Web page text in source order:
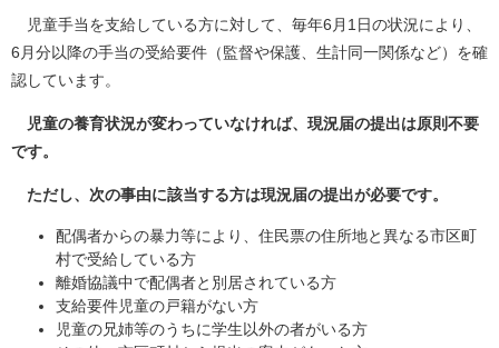
児童手当を支給している方に対して、毎年6月1日の状況により、
6月分以降の手当の受給要件（監督や保護、生計同一関係など）を確
認しています。
児童の養育状況が変わっていなければ、現況届の提出は原則不要
です。
ただし、次の事由に該当する方は現況届の提出が必要です。
配偶者からの暴力等により、住民票の住所地と異なる市区町
村で受給している方
離婚協議中で配偶者と別居されている方
支給要件児童の戸籍がない方
児童の兄姉等のうちに学生以外の者がいる方